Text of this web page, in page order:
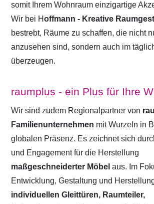
somit Ihrem Wohnraum einzigartige
Wir bei Hoffmann - Kreative
bestrebt, Räume zu schaffen, die nicht
anzusehen sind, sondern auch im
überzeugen.
raumplus - ein Plus für Ihre
Wir sind zudem Regionalpartner von
Familienunternehmen mit Wurzeln in
globalen Präsenz. Es zeichnet sich
und Engagement für die Herstellung
maßgeschneiderter Möbelaus. Im
Entwicklung, Gestaltung und
individuellen Gleittüren, Raumteiler,